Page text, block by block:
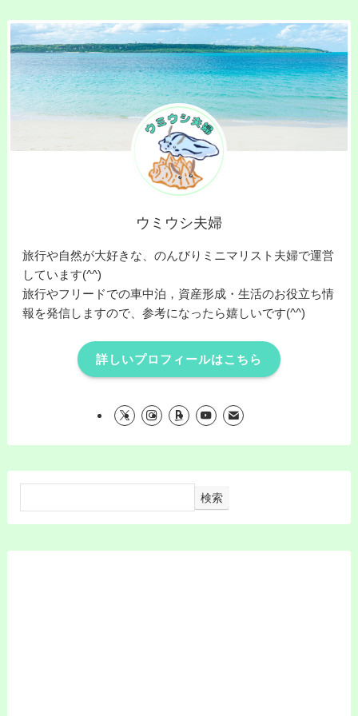
ウミウシ夫婦
旅行や自然が大好きな、のんびりミニマリスト夫婦で運営
しています(^^)
旅行やフリードでの車中泊，資産形成・生活のお役立ち情
報を発信しますので、参考になったら嬉しいです(^^)
詳しいプロフィールはこちら
検索